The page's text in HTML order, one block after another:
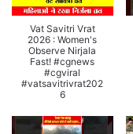
Vat Savitri Vrat
2026 : Women's
Observe Nirjala
Fast! #cgnews
#cgviral
#vatsavitrivrat202
6